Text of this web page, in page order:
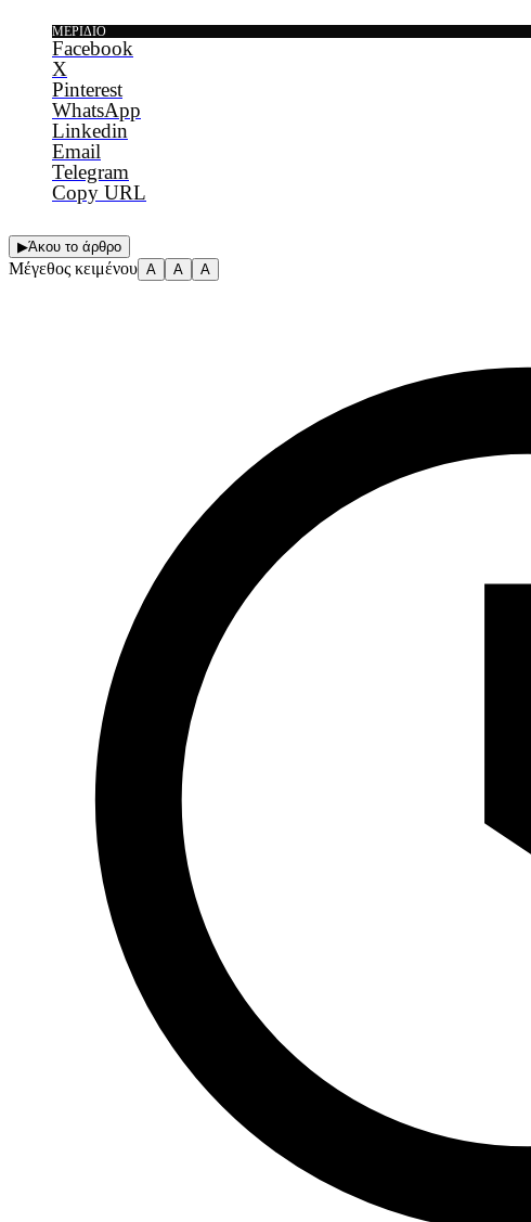
ΜΕΡΊΔΙΟ
Facebook
X
Pinterest
WhatsApp
Linkedin
Email
Telegram
Copy URL
▶Άκου το άρθρο
Μέγεθος κειμένου A A A